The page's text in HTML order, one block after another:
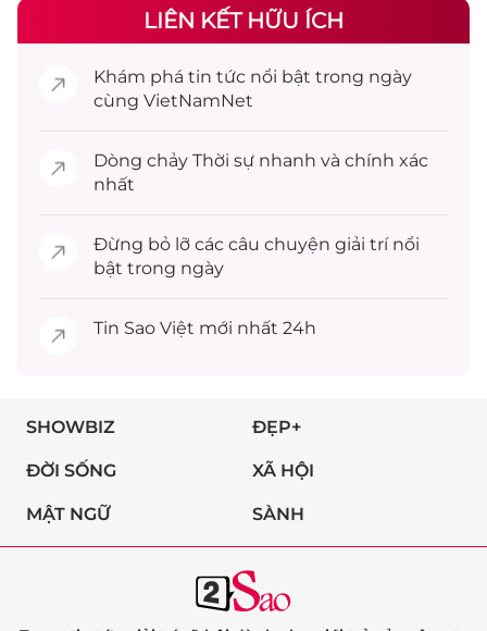
LIÊN KẾT HỮU ÍCH
Khám phá tin tức nổi bật trong ngày
cùng VietNamNet
Dòng chảy Thời sự nhanh và chính xác
nhất
Đừng bỏ lỡ các câu chuyện giải trínổi
bật trong ngày
Tin Sao Việt mới nhất 24h
SHOWBIZ ĐẸP+
ĐỜI SỐNG XÃ HỘI
MẬT NGỮ SÀNH